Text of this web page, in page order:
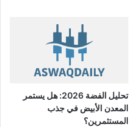
تحليل الفضة 2026: هل يستمر
المعدن الأبيض في جذب
المستثمرين؟